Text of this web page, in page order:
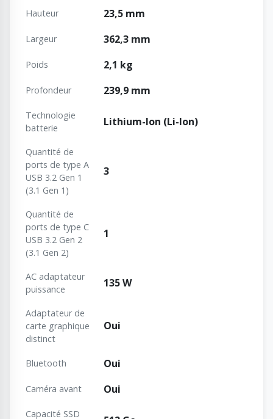
Hauteur 23,5 mm
Largeur 362,3 mm
Poids 2,1 kg
Profondeur 239,9 mm
Technologie
batterie
Lithium-Ion (Li-Ion)
Quantité de
ports de type A
USB 3.2 Gen 1
(3.1 Gen 1)
3
Quantité de
ports de type C
USB 3.2 Gen 2
(3.1 Gen 2)
1
AC adaptateur
puissance
135 W
Adaptateur de
carte graphique
distinct
Oui
Bluetooth Oui
Caméra avant Oui
Capacité SSD